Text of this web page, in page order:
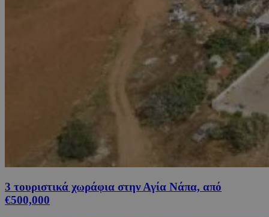
3 τουριστικά χωράφια στην Αγία Νάπα, από
€500,000